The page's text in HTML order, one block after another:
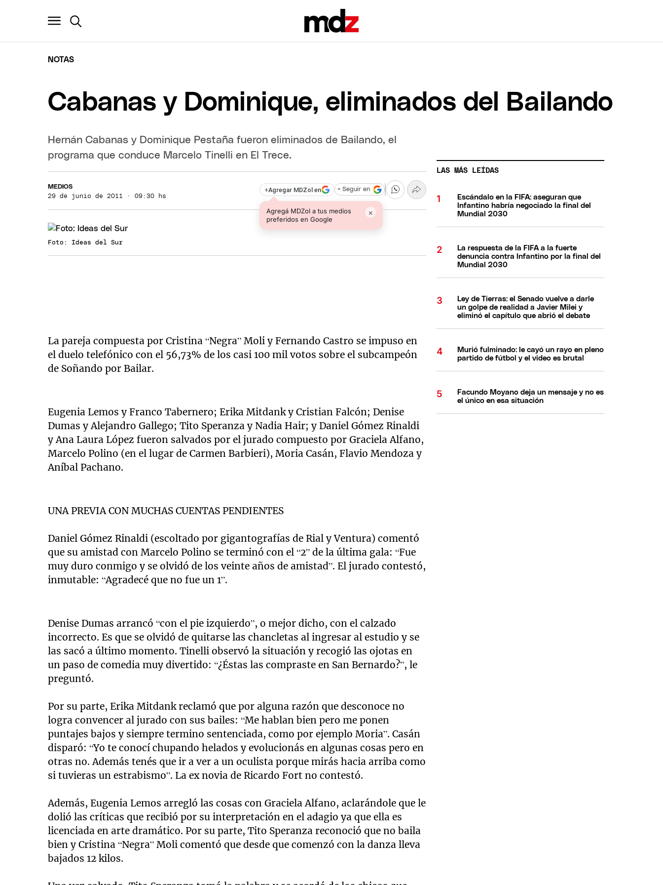
NOTAS
Cabanas y Dominique, eliminados del Bailando
Hernán Cabanas y Dominique Pestaña fueron eliminados de Bailando, el
programa que conduce Marcelo Tinelli en El Trece.
MEDIOS
29 de junio de 2011 · 09:30 hs
+Agregar MDZol en
Agregá MDZol a tus medios
preferidos en Google
×
+ Seguir en
Foto: Ideas del Sur
La pareja compuesta por Cristina “Negra” Moli y Fernando Castro se impuso en
el duelo telefónico con el 56,73% de los casi 100 mil votos sobre el subcampeón
de Soñando por Bailar.
Eugenia Lemos y Franco Tabernero; Erika Mitdank y Cristian Falcón; Denise
Dumas y Alejandro Gallego; Tito Speranza y Nadia Hair; y Daniel Gómez Rinaldi
y Ana Laura López fueron salvados por el jurado compuesto por Graciela Alfano,
Marcelo Polino (en el lugar de Carmen Barbieri), Moria Casán, Flavio Mendoza y
Aníbal Pachano.
UNA PREVIA CON MUCHAS CUENTAS PENDIENTES
Daniel Gómez Rinaldi (escoltado por gigantografías de Rial y Ventura) comentó
que su amistad con Marcelo Polino se terminó con el “2” de la última gala: “Fue
muy duro conmigo y se olvidó de los veinte años de amistad”. El jurado contestó,
inmutable: “Agradecé que no fue un 1”.
Denise Dumas arrancó “con el pie izquierdo”, o mejor dicho, con el calzado
incorrecto. Es que se olvidó de quitarse las chancletas al ingresar al estudio y se
las sacó a último momento. Tinelli observó la situación y recogió las ojotas en
un paso de comedia muy divertido: “¿Éstas las compraste en San Bernardo?”, le
preguntó.
Por su parte, Erika Mitdank reclamó que por alguna razón que desconoce no
logra convencer al jurado con sus bailes: “Me hablan bien pero me ponen
puntajes bajos y siempre termino sentenciada, como por ejemplo Moria”. Casán
disparó: “Yo te conocí chupando helados y evolucionás en algunas cosas pero en
otras no. Además tenés que ir a ver a un oculista porque mirás hacia arriba como
si tuvieras un estrabismo”. La ex novia de Ricardo Fort no contestó.
Además, Eugenia Lemos arregló las cosas con Graciela Alfano, aclarándole que le
dolió las críticas que recibió por su interpretación en el adagio ya que ella es
licenciada en arte dramático. Por su parte, Tito Speranza reconoció que no baila
bien y Cristina “Negra” Moli comentó que desde que comenzó con la danza lleva
bajados 12 kilos.
LAS MÁS LEÍDAS
Escándalo en la FIFA: aseguran que
Infantino habría negociado la final del
Mundial 2030
La respuesta de la FIFA a la fuerte
denuncia contra Infantino por la final del
Mundial 2030
Ley de Tierras: el Senado vuelve a darle
un golpe de realidad a Javier Milei y
eliminó el capítulo que abrió el debate
Murió fulminado: le cayó un rayo en pleno
partido de fútbol y el video es brutal
Facundo Moyano deja un mensaje y no es
el único en esa situación